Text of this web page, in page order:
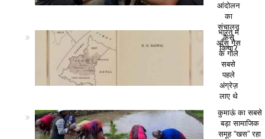
आंदोलन
का
संचालन
कैसे
किया?
भारत में
आँसू गैस
के गोले
सबसे
पहले
अंग्रेज़
लाए थे
कुमाऊं का सबसे
बड़ा सामाजिक
समूह “खस” रहा